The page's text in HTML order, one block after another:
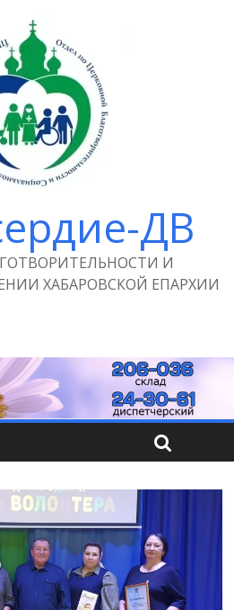
ДВ
И
ХАБАРОВСКОЙ ЕПАРХИИ